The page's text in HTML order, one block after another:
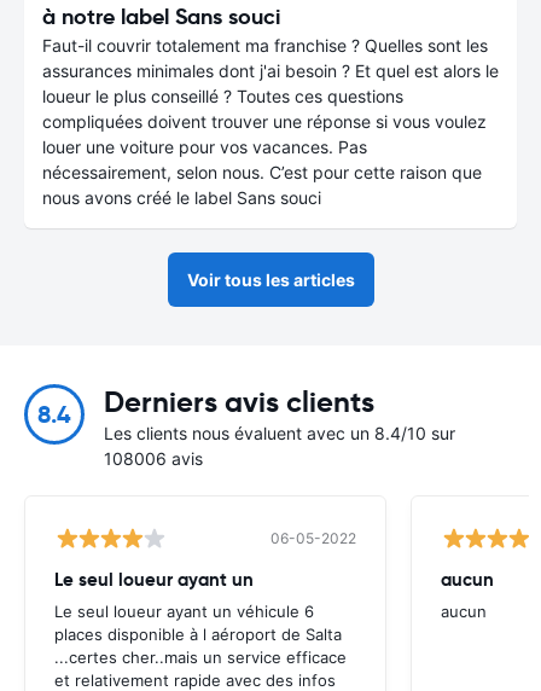
à notre label Sans souci
Faut-il couvrir totalement ma franchise ? Quelles sont les
assurances minimales dont j'ai besoin ? Et quel est alors le
loueur le plus conseillé ? Toutes ces questions
compliquées doivent trouver une réponse si vous voulez
louer une voiture pour vos vacances. Pas
nécessairement, selon nous. C’est pour cette raison que
nous avons créé le label Sans souci
Voir tous les articles
8.4 Derniers avis clients
Les clients nous évaluent avec un 8.4/10 sur
108006 avis
06-05-2022
Le seul loueur ayant un
Le seul loueur ayant un véhicule 6
places disponible à l aéroport de Salta
...certes cher..mais un service efficace
et relativement rapide avec des infos
aucun
aucun